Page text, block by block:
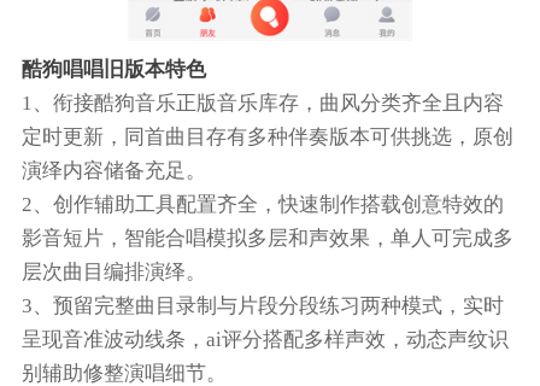
酷狗唱唱旧版本特色
1、衔接酷狗音乐正版音乐库存，曲风分类齐全且内容
定时更新，同首曲目存有多种伴奏版本可供挑选，原创
演绎内容储备充足。
2、创作辅助工具配置齐全，快速制作搭载创意特效的
影音短片，智能合唱模拟多层和声效果，单人可完成多
层次曲目编排演绎。
3、预留完整曲目录制与片段分段练习两种模式，实时
呈现音准波动线条，ai评分搭配多样声效，动态声纹识
别辅助修整演唱细节。